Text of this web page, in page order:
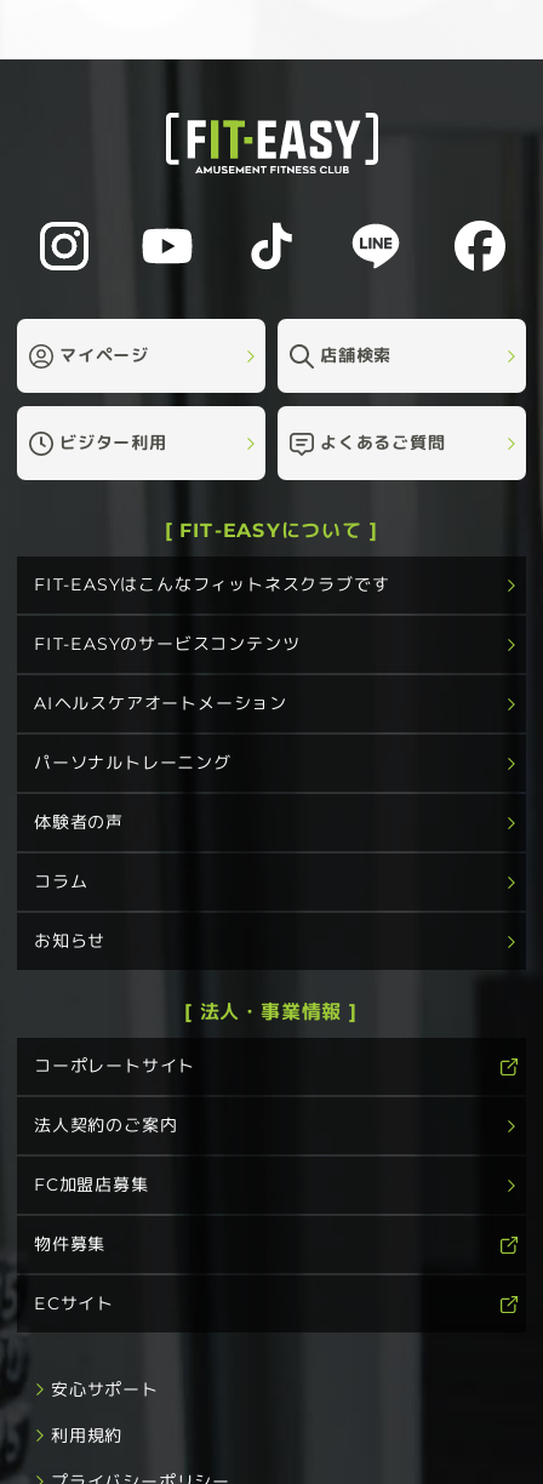
マイページ 店舗検索
ビジター利用 よくあるご質問
[ FIT-EASYについて ]
FIT-EASYはこんなフィットネスクラブです
FIT-EASYのサービスコンテンツ
AIヘルスケアオートメーション
パーソナルトレーニング
体験者の声
コラム
お知らせ
[ 法人・事業情報 ]
コーポレートサイト
法人契約のご案内
FC加盟店募集
物件募集
ECサイト
安心サポート
利用規約